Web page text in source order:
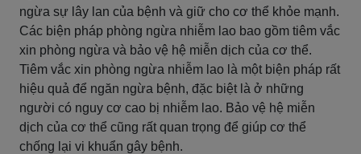
ngừa sự lây lan của bệnh và giữ cho cơ thể khỏe mạnh.
Các biện pháp phòng ngừa nhiễm lao bao gồm tiêm vắc
xin phòng ngừa và bảo vệ hệ miễn dịch của cơ thể.
Tiêm vắc xin phòng ngừa nhiễm lao là một biện pháp rất
hiệu quả để ngăn ngừa bệnh, đặc biệt là ở những
người có nguy cơ cao bị nhiễm lao. Bảo vệ hệ miễn
dịch của cơ thể cũng rất quan trọng để giúp cơ thể
chống lại vi khuẩn gây bệnh.